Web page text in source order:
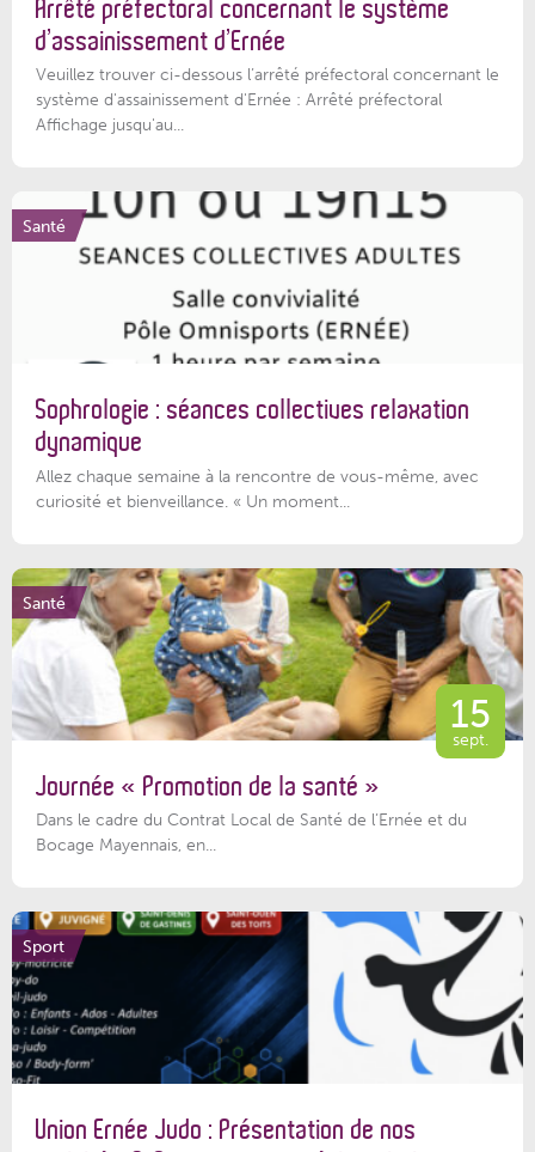
Arrêté préfectoral concernant le système
d’assainissement d’Ernée
Veuillez trouver ci-dessous l’arrêté préfectoral concernant le
système d'assainissement d'Ernée : Arrêté préfectoral
Affichage jusqu'au...
Santé
Sophrologie : séances collectives relaxation
dynamique
Allez chaque semaine à la rencontre de vous-même, avec
curiosité et bienveillance. « Un moment...
Santé
15
sept.
Journée « Promotion de la santé »
Dans le cadre du Contrat Local de Santé de l’Ernée et du
Bocage Mayennais, en...
Sport
Union Ernée Judo : Présentation de nos